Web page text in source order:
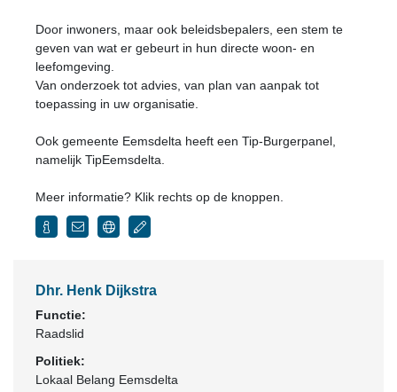
Door inwoners, maar ook beleidsbepalers, een stem te
geven van wat er gebeurt in hun directe woon- en
leefomgeving.
Van onderzoek tot advies, van plan van aanpak tot
toepassing in uw organisatie.
Ook gemeente Eemsdelta heeft een Tip-Burgerpanel,
namelijk TipEemsdelta.
Meer informatie? Klik rechts op de knoppen.
Dhr. Henk Dijkstra
Functie:
Raadslid
Politiek:
Lokaal Belang Eemsdelta